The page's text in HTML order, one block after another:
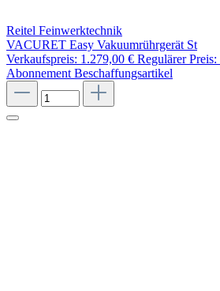
Reitel Feinwerktechnik
VACURET Easy Vakuumrührgerät St
Verkaufspreis: 1.279,00 € Regulärer Preis:
Abonnement Beschaffungsartikel